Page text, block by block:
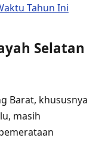
Tahun Ini
Selatan
Barat, khususnya
masih